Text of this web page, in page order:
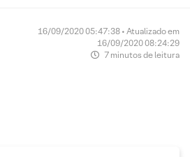
16/09/2020 05:47:38 • Atualizado em
16/09/2020 08:24:29
7 minutos de leitura